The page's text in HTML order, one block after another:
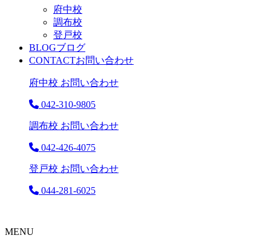
府中校
調布校
登戸校
BLOGブログ
CONTACTお問い合わせ
府中校 お問い合わせ
042-310-9805
調布校 お問い合わせ
042-426-4075
登戸校 お問い合わせ
044-281-6025
MENU